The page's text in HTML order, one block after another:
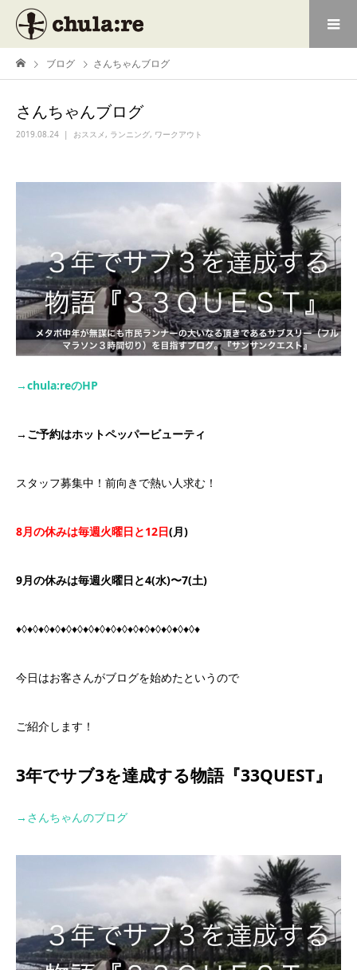
ブログ さんちゃんブログ
さんちゃんブログ
2019.08.24 おススメ, ランニング, ワークアウト
→chula:reのHP
→ ご予約はホットペッパービューティ
スタッフ募集中！前向きで熱い人求む！
8月の休みは毎週火曜日と12日(月)
9月の休みは毎週火曜日と4(水)〜7(土)
♦◊♦◊♦◊♦◊♦◊♦◊♦◊♦◊♦◊♦◊♦◊♦◊♦◊♦◊♦◊♦◊♦
今日はお客さんがブログを始めたというので
ご紹介します！
3年でサブ3を達成する物語『33QUEST』
→さんちゃんのブログ